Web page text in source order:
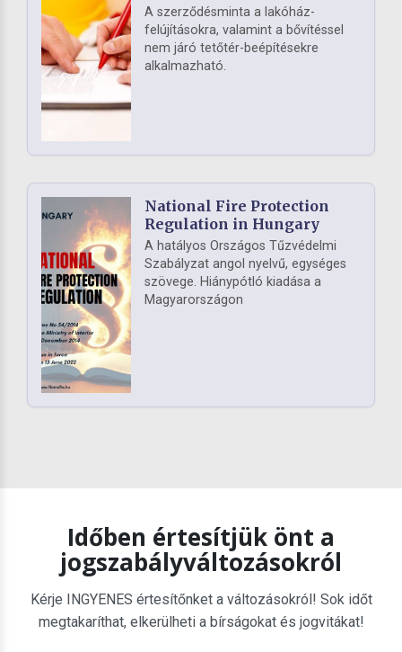
A szerződésminta a lakóház-
felújításokra, valamint a bővítéssel
nem járó tetőtér-beépítésekre
alkalmazható.
National Fire Protection
Regulation in Hungary
A hatályos Országos Tűzvédelmi
Szabályzat angol nyelvű, egységes
szövege. Hiánypótló kiadása a
Magyarországon
Időben értesítjük önt a
jogszabályváltozásokról
Kérje INGYENES értesítőnket a változásokról! Sok időt
megtakaríthat, elkerülheti a bírságokat és jogvitákat!